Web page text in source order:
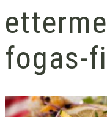
fogas-